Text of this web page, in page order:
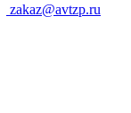
zakaz@avtzp.ru